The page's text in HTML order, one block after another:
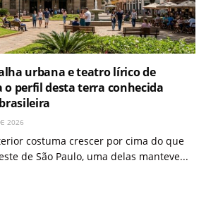
urbana e teatro lírico de
o perfil desta terra conhecida
2026
costuma crescer por cima do que
de São Paulo, uma delas manteve...